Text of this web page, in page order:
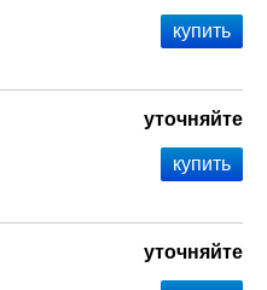
уточняйте
уточняйте